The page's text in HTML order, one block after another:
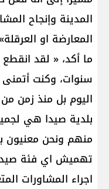
المدينة وإنجاح
المعارضة او
ما أكد، « لقد انقطع
سنوات، وكنت
اليوم بل منذ زمن
بلدية صيدا هي
منهم ونحن معنيون
تهميش اي فئة
اجراء المشاورات